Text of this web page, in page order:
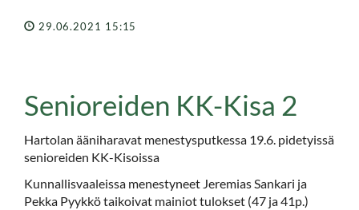
29.06.2021 15:15
Senioreiden KK-Kisa 2
Hartolan ääniharavat menestysputkessa 19.6. pidetyissä
senioreiden KK-Kisoissa
Kunnallisvaaleissa menestyneet Jeremias Sankari ja
Pekka Pyykkö taikoivat mainiot tulokset (47 ja 41p.)